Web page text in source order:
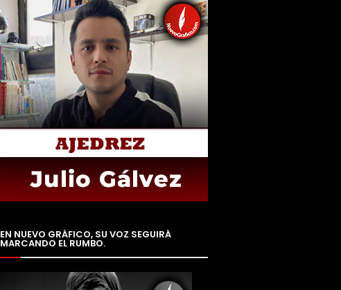
EN NUEVO GRÁFICO, SU VOZ SEGUIRÁ
MARCANDO EL RUMBO.